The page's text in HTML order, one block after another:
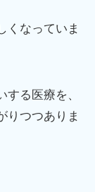
くなっていま
る医療を、
りつつありま